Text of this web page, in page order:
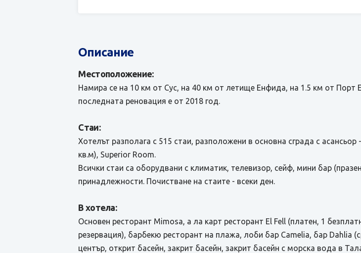
Описание
Местоположение:
Намира се на 10 км от Сус, на 40 км от летище Енфида, на 1.5 км от Порт
последната реновация е от 2018 год.
Стаи:
Хотелът разполага с 515 стаи, разположени в основна сграда с
кв.м), Superior Room.
Всички стаи са оборудвани с климатик, телевизор, сейф, мини бар
принадлежности. Почистване на стаите - всеки ден.
В хотела:
Основен ресторант Mimosa, а ла карт ресторант El Fell (платен, 1
резервация), барбекю ресторант на плажа, лоби бар Camelia, бар Dahlia
център, открит басейн, закрит басейн, закрит басейн с морска вода в